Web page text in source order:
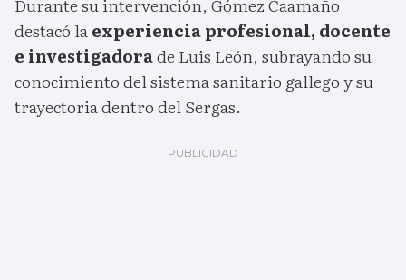
Durante su intervención, Gómez Caamaño
destacó laexperiencia profesional, docente
e investigadorade Luis León, subrayando su
conocimiento del sistema sanitario gallego y su
trayectoria dentro del Sergas.